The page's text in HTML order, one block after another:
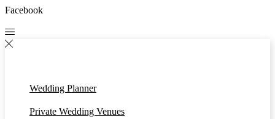
Facebook
Wedding Planner
Private Wedding Venues